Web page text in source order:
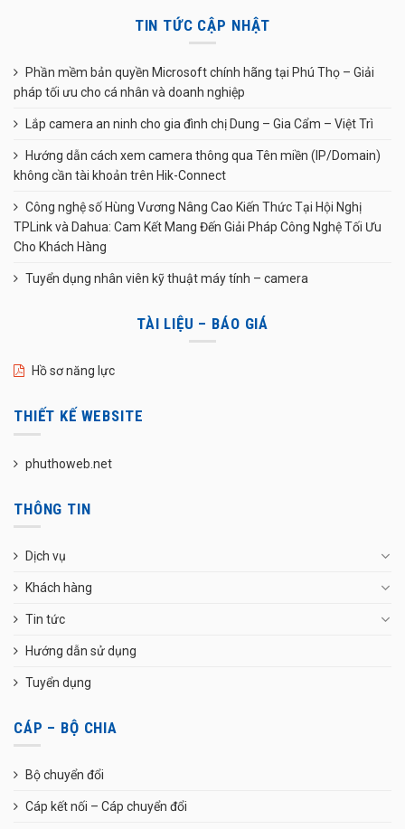
TIN TỨC CẬP NHẬT
Phần mềm bản quyền Microsoft chính hãng tại Phú Thọ – Giải
pháp tối ưu cho cá nhân và doanh nghiệp
Lắp camera an ninh cho gia đình chị Dung – Gia Cẩm – Việt Trì
Hướng dẫn cách xem camera thông qua Tên miền (IP/Domain)
không cần tài khoản trên Hik-Connect
Công nghệ số Hùng Vương Nâng Cao Kiến Thức Tại Hội Nghị
TPLink và Dahua: Cam Kết Mang Đến Giải Pháp Công Nghệ Tối Ưu
Cho Khách Hàng
Tuyển dụng nhân viên kỹ thuật máy tính – camera
TÀI LIỆU – BÁO GIÁ
Hồ sơ năng lực
THIẾT KẾ WEBSITE
phuthoweb.net
THÔNG TIN
Dịch vụ
Khách hàng
Tin tức
Hướng dẫn sử dụng
Tuyển dụng
CÁP – BỘ CHIA
Bộ chuyển đổi
Cáp kết nối – Cáp chuyển đổi